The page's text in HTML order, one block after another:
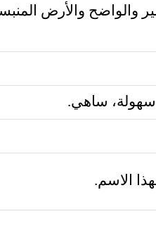
والواضح والأرض
سهولة، ساهي.
الاسم.